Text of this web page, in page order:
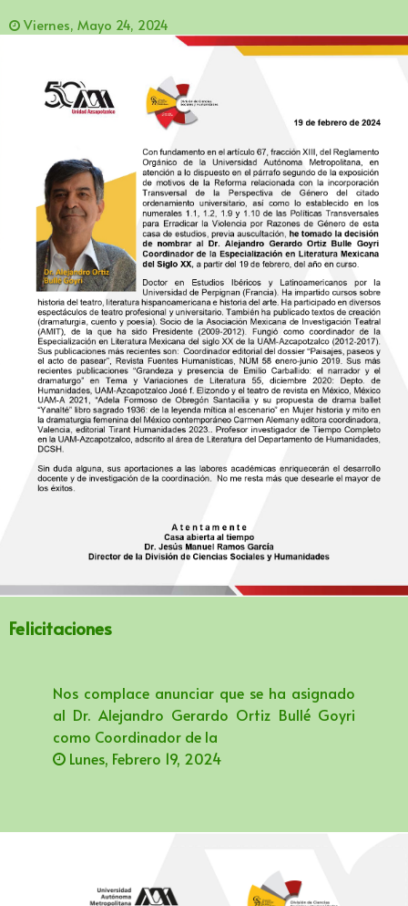
Viernes, Mayo 24, 2024
Felicitaciones
Nos complace anunciar que se ha asignado
al Dr. Alejandro Gerardo Ortiz Bullé Goyri
como Coordinador de la
Lunes, Febrero 19, 2024